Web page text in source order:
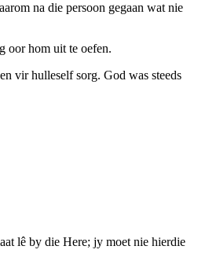
na die persoon gegaan wat nie
oor hom uit te oefen.
vir hulleself sorg. God was steeds
lê by die Here; jy moet nie hierdie